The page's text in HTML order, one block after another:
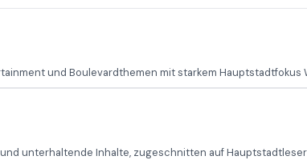
und Boulevardthemen mit starkem
unterhaltende Inhalte, zugeschnitten auf